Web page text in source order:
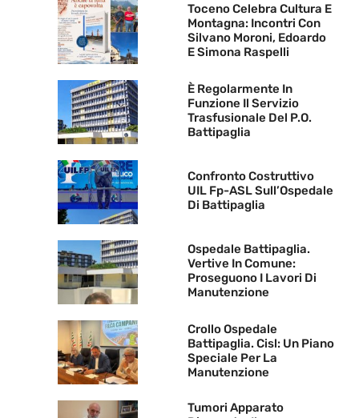
Toceno Celebra Cultura E
Montagna: Incontri Con
Silvano Moroni, Edoardo
E Simona Raspelli
È Regolarmente In
Funzione Il Servizio
Trasfusionale Del P.O.
Battipaglia
Confronto Costruttivo
UIL Fp-ASL Sull’Ospedale
Di Battipaglia
Ospedale Battipaglia.
Vertive In Comune:
Proseguono I Lavori Di
Manutenzione
Crollo Ospedale
Battipaglia. Cisl: Un Piano
Speciale Per La
Manutenzione
Tumori Apparato